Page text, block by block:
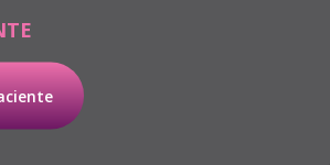
y extracortos